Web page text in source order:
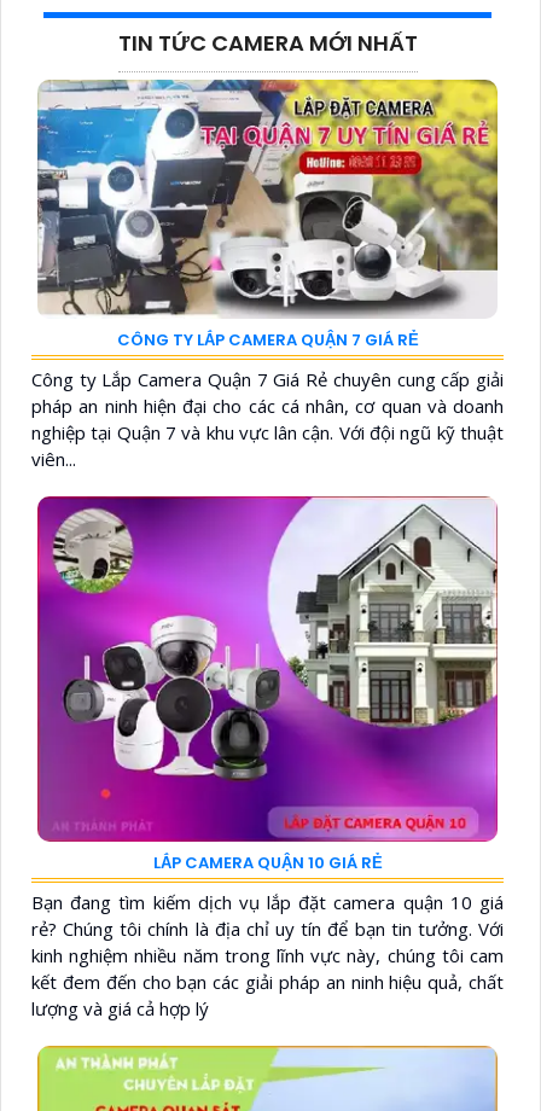
TIN TỨC CAMERA MỚI NHẤT
CÔNG TY LẮP CAMERA QUẬN 7 GIÁ RẺ
Công ty Lắp Camera Quận 7 Giá Rẻ chuyên cung cấp giải
pháp an ninh hiện đại cho các cá nhân, cơ quan và doanh
nghiệp tại Quận 7 và khu vực lân cận. Với đội ngũ kỹ thuật
viên...
LẮP CAMERA QUẬN 10 GIÁ RẺ
Bạn đang tìm kiếm dịch vụ lắp đặt camera quận 10 giá
rẻ? Chúng tôi chính là địa chỉ uy tín để bạn tin tưởng. Với
kinh nghiệm nhiều năm trong lĩnh vực này, chúng tôi cam
kết đem đến cho bạn các giải pháp an ninh hiệu quả, chất
lượng và giá cả hợp lý